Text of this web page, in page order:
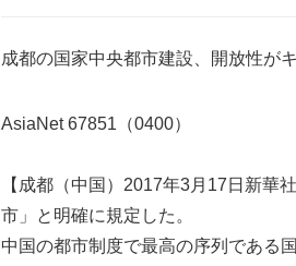
成都の国家中央都市建設、開放性が
AsiaNet 67851（0400）
【成都（中国）2017年3月17日新華
市」と明確に規定した。
中国の都市制度で最高の序列である